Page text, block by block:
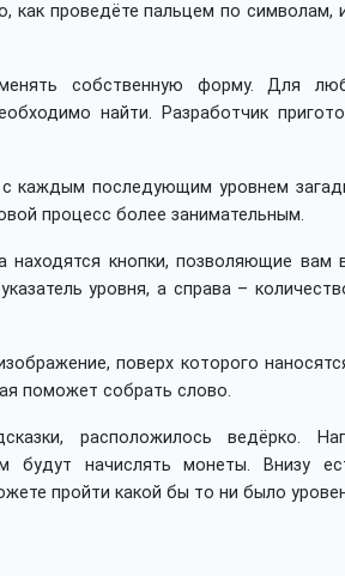
как проведёте пальцем по символам,
собственную форму. Для
найти. Разработчик
каждым последующим уровнем
процесс более занимательным.
находятся кнопки, позволяющие вам
уровня, а справа –
поверх которого
поможет собрать слово.
расположилось ведёрко.
будут начислять монеты. Внизу
пройти какой бы то ни было